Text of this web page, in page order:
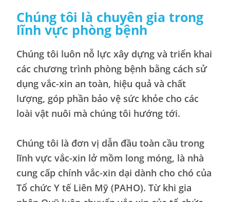
Chúng tôi là chuyên gia trong
lĩnh vực phòng bệnh
Chúng tôi luôn nỗ lực xây dựng và triển khai
các chương trình phòng bệnh bằng cách sử
dụng vắc-xin an toàn, hiệu quả và chất
lượng, góp phần bảo vệ sức khỏe cho các
loài vật nuôi mà chúng tôi hướng tới.
Chúng tôi là đơn vị dẫn đầu toàn cầu trong
lĩnh vực vắc-xin lở mồm long móng, là nhà
cung cấp chính vắc-xin dại dành cho chó của
Tổ chức Y tế Liên Mỹ (PAHO). Từ khi gia